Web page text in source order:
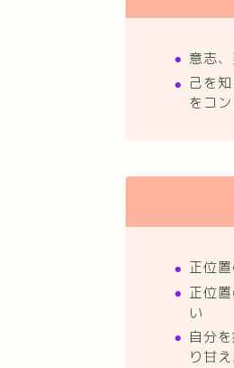
意志
己を
をコ
正位
正位
い
自分
り甘